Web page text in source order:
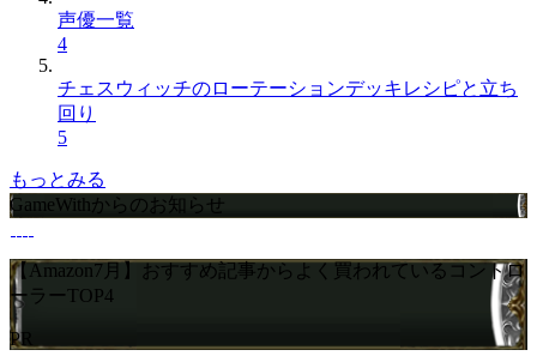
声優一覧
4
チェスウィッチのローテーションデッキレシピと立ち
回り
5
もっとみる
GameWithからのお知らせ
【Amazon7月】おすすめ記事からよく買われているコントロ
ーラーTOP4
PR